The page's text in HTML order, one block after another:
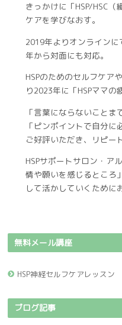
きっかけに「HSP/HSC
ケアを学びなおす。
2019年よりオンライン
年から対面にも対応。
HSPのためのセルフケア
り2023年に「HSPママの
「言葉にならないことま
「ピンポイントで自分
ご好評いただき、リピー
HSPサポートサロン・ア
情や願いを感じるところ
して活かしていくために
無料メール講座
HSP神経セルフケアレッスン
ブログ記事